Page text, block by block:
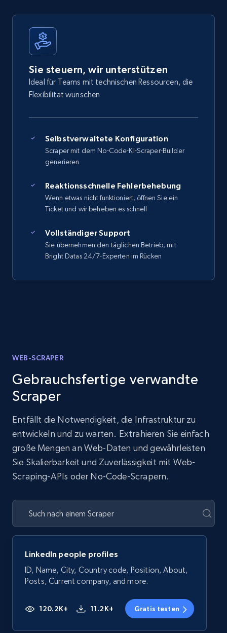
Sie steuern, wir unterstützen
Ideal für Teams mit technischen Ressourcen, die
Flexibilität wünschen
Selbstverwaltete Konfiguration
Scraper mit dem No-Code-KI-Scraper-Builder
generieren
Reaktionsschnelle Fehlerbehebung
Wenn etwas nicht funktioniert, öffnen Sie ein
Ticket und wir beheben es schnell
Vollständiger Support
Sie übernehmen den täglichen Betrieb, mit
Bright Datas 24/7-Experten im Rücken
WEB-SCRAPER
Gebrauchsfertige verwandte
Scraper
Entfällt die Notwendigkeit, die Infrastruktur zu
entwickeln und zu warten. Extrahieren Sie einfach
große Mengen an Web-Daten und gewährleisten
Sie Skalierbarkeit und Zuverlässigkeit mit Web-
Scraping-APIs oder No-Code-Scrapern.
LinkedIn people profiles
ID, Name, City, Country code, Position, About,
Posts, Current company, and more.
120.2K+ 11.2K+ Gratis testen